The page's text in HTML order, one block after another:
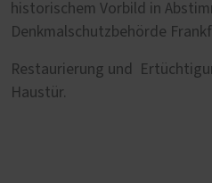
historischem Vorbild in
Denkmalschutzbehörde
Restaurierung und
Haustür.